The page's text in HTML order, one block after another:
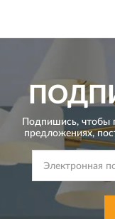
Подпишись, чтобы
предложениях,